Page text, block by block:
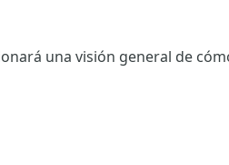
una visión general de